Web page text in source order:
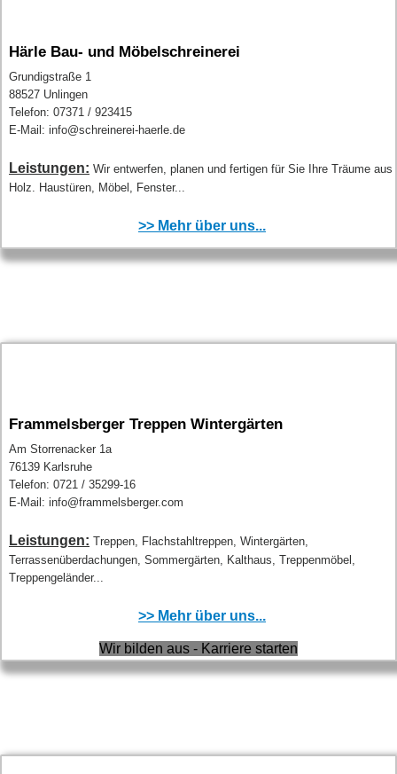
Härle Bau- und Möbelschreinerei
Grundigstraße 1
88527 Unlingen
Telefon: 07371 / 923415
E-Mail: info@schreinerei-haerle.de
Leistungen: Wir entwerfen, planen und fertigen für Sie Ihre Träume aus
Holz. Haustüren, Möbel, Fenster...
>> Mehr über uns...
Frammelsberger Treppen Wintergärten
Am Storrenacker 1a
76139 Karlsruhe
Telefon: 0721 / 35299-16
E-Mail: info@frammelsberger.com
Leistungen: Treppen, Flachstahltreppen, Wintergärten,
Terrassenüberdachungen, Sommergärten, Kalthaus, Treppenmöbel,
Treppengeländer...
>> Mehr über uns...
Wir bilden aus - Karriere starten